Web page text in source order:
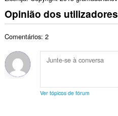
Opinião dos utilizadores
Comentários: 2
Ver tópicos de fórum